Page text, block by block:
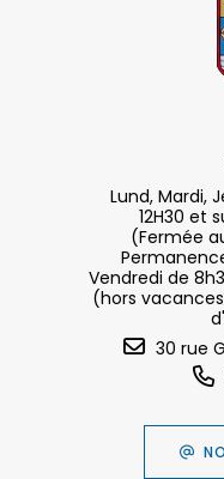
Lund, Mardi,
12H30 et
(Fermée
Vendredi de
(hors
30 rue